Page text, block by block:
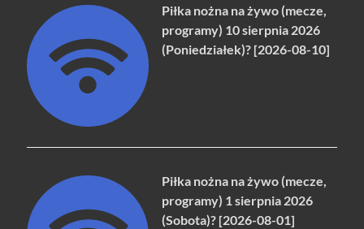
Piłka nożna na żywo (mecze,
programy) 10 sierpnia 2026
(Poniedziałek)? [2026-08-10]
Piłka nożna na żywo (mecze,
programy) 1 sierpnia 2026
(Sobota)? [2026-08-01]